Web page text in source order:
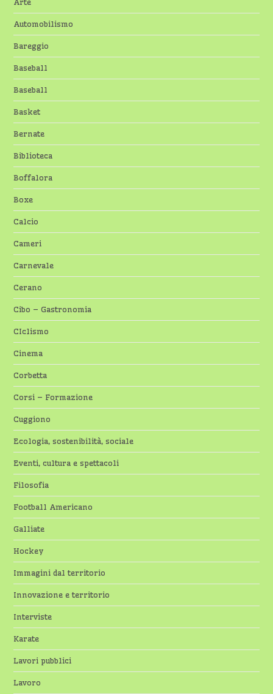
Arte
Automobilismo
Bareggio
Baseball
Baseball
Basket
Bernate
Biblioteca
Boffalora
Boxe
Calcio
Cameri
Carnevale
Cerano
Cibo – Gastronomia
CIclismo
Cinema
Corbetta
Corsi – Formazione
Cuggiono
Ecologia, sostenibilità, sociale
Eventi, cultura e spettacoli
Filosofia
Football Americano
Galliate
Hockey
Immagini dal territorio
Innovazione e territorio
Interviste
Karate
Lavori pubblici
Lavoro